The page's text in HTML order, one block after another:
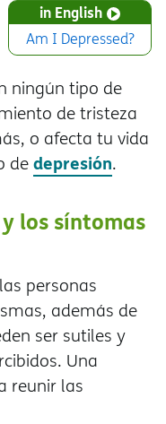
in English
Am I Depressed?
ningún tipo de
de tristeza
o afecta tu vida
dedepresión.
los síntomas
personas
además de
ser sutiles y
Una
reunir las